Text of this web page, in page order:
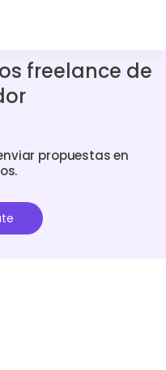
freelance de
propuestas en